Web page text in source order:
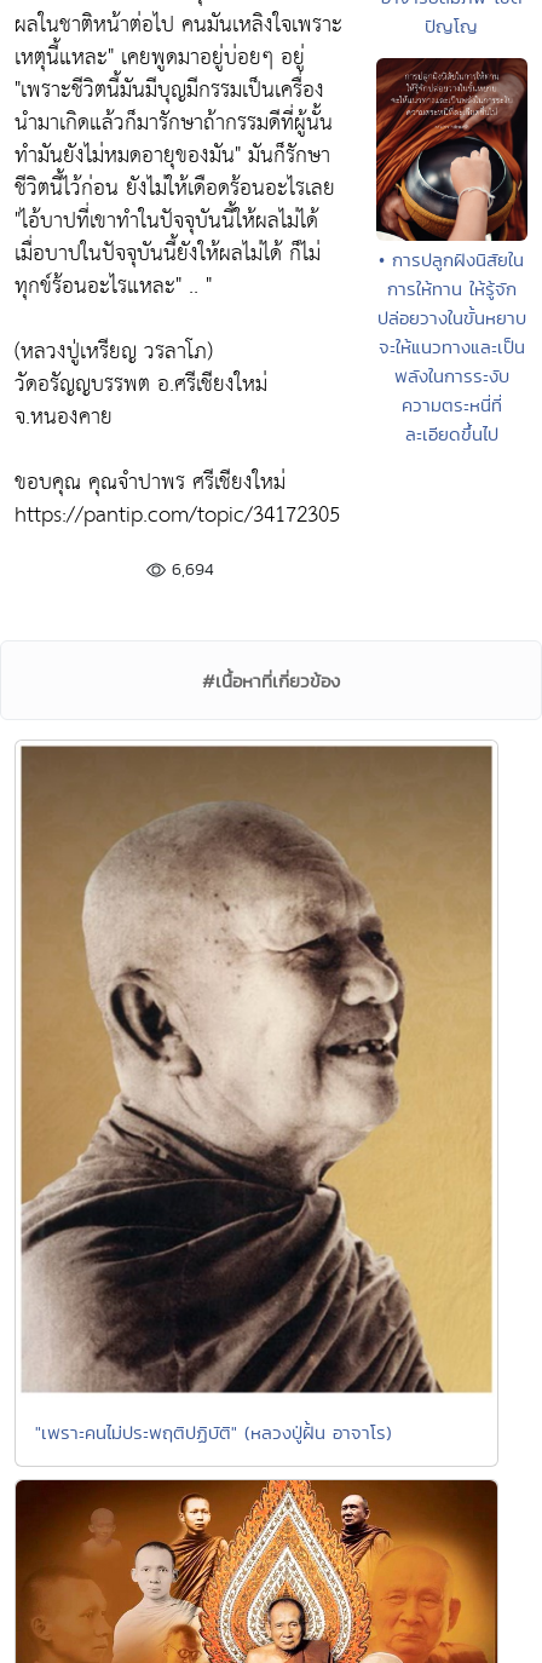
ผลในชาติหน้าต่อไป คนมันเหลิงใจเพราะ
เหตุนี้แหละ" เคยพูดมาอยู่บ่อยๆ อยู่
"เพราะชีวิตนี้มันมีบุญมีกรรมเป็นเครื่อง
นำมาเกิดแล้วก็มารักษาถ้ากรรมดีที่ผู้นั้น
ทำมันยังไม่หมดอายุของมัน" มันก็รักษา
ชีวิตนี้ไว้ก่อน ยังไม่ให้เดือดร้อนอะไรเลย
"ไอ้บาปที่เขาทำในปัจจุบันนี้ให้ผลไม่ได้
เมื่อบาปในปัจจุบันนี้ยังให้ผลไม่ได้ ก็ไม่
ทุกข์ร้อนอะไรแหละ" .. "
(หลวงปู่เหรียญ วรลาโภ)
วัดอรัญญบรรพต อ.ศรีเชียงใหม่
จ.หนองคาย
ขอบคุณ คุณจำปาพร ศรีเชียงใหม่
https://pantip.com/topic/34172305
6,694
ปัญโญ
• การปลูกฝังนิสัยใน
การให้ทาน ให้รู้จัก
ปล่อยวางในขั้นหยาบ
จะให้แนวทางและเป็น
พลังในการระงับ
ความตระหนี่ที่
ละเอียดขึ้นไป
#เนื้อหาที่เกี่ยวข้อง
"เพราะคนไม่ประพฤติปฏิบัติ" (หลวงปู่ฝั้น อาจาโร)